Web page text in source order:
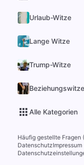
Urlaub-Witze
Lange Witze
Trump-Witze
Beziehungswitze
Alle Kategorien
Häufig gestellte Fragen
DatenschutzImpressum